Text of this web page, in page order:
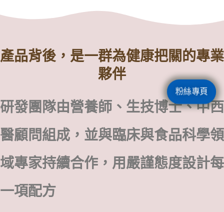
產品背後，是一群為健康把關的專業
夥伴
研發團隊由營養師、生技博士、中西
醫顧問組成，並與臨床與食品科學領
域專家持續合作，用嚴謹態度設計每
一項配方
粉絲專頁